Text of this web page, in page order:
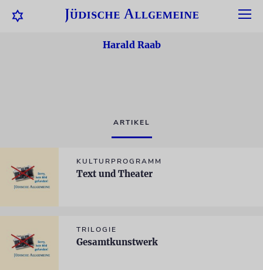
Harald Raab
ARTIKEL
KULTURPROGRAMM
Text und Theater
TRILOGIE
Gesamtkunstwerk